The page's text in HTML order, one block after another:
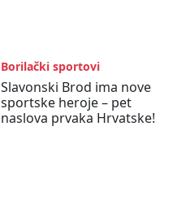
Borilački sportovi
Slavonski Brod ima nove
sportske heroje – pet
naslova prvaka Hrvatske!